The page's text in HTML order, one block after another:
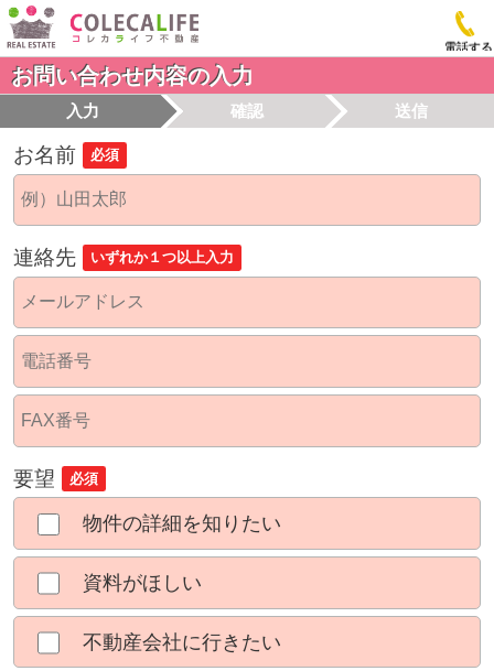
電話する
お問い合わせ内容の入力
入力 確認 送信
お名前 必須
連絡先 いずれか１つ以上入力
要望 必須
物件の詳細を知りたい
資料がほしい
不動産会社に行きたい